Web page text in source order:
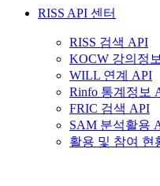
RISS API 센터
RISS 검색 API
KOCW 강의정
WILL 연계 API
Rinfo 통계정보
FRIC 검색 API
SAM 분석활용
활용 및 참여 현